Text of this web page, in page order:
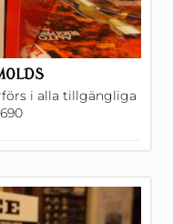
i alla tillgängliga